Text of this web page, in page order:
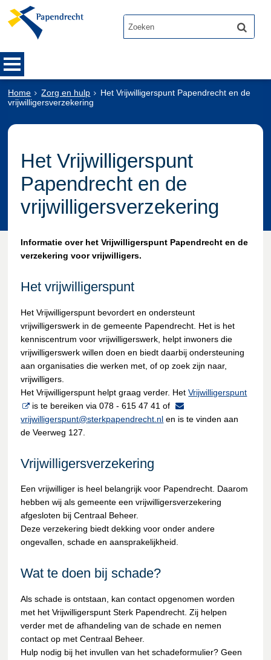
Home Zorg en hulp
Het Vrijwilligerspunt Papendrecht en de
vrijwilligersverzekering
Het Vrijwilligerspunt
Papendrecht en de
vrijwilligersverzekering
Informatie over het Vrijwilligerspunt Papendrecht en de
verzekering voor vrijwilligers.
Het vrijwilligerspunt
Het Vrijwilligerspunt bevordert en ondersteunt
vrijwilligerswerk in de gemeente Papendrecht. Het is het
kenniscentrum voor vrijwilligerswerk, helpt inwoners die
vrijwilligerswerk willen doen en biedt daarbij ondersteuning
aan organisaties die werken met, of op zoek zijn naar,
vrijwilligers.
Het Vrijwilligerspunt helpt graag verder. HetVrijwilligerspunt
is te bereiken via 078 - 615 47 41 of
vrijwilligerspunt@sterkpapendrecht.nl en is te vinden aan
de Veerweg 127.
Vrijwilligersverzekering
Een vrijwilliger is heel belangrijk voor Papendrecht. Daarom
hebben wij als gemeente een vrijwilligersverzekering
afgesloten bij Centraal Beheer.
Deze verzekering biedt dekking voor onder andere
ongevallen, schade en aansprakelijkheid.
Wat te doen bij schade?
Als schade is ontstaan, kan contact opgenomen worden
met het Vrijwilligerspunt Sterk Papendrecht. Zij helpen
verder met de afhandeling van de schade en nemen
contact op met Centraal Beheer.
Hulp nodig bij het invullen van het schadeformulier? Geen